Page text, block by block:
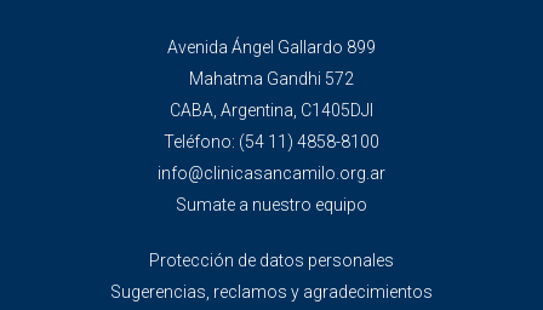
Avenida Ángel Gallardo 899
Mahatma Gandhi 572
CABA, Argentina, C1405DJI
Teléfono: (54 11) 4858-8100
info@clinicasancamilo.org.ar
Sumate a nuestro equipo
Protección de datos personales
Sugerencias, reclamos y agradecimientos